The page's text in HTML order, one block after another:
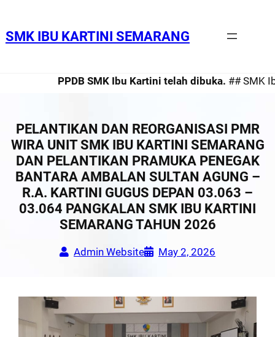
SMK IBU KARTINI SEMARANG
PPDB SMK Ibu Kartini telah dibuka.## SMK Ibu
PELANTIKAN DAN REORGANISASI PMR
WIRA UNIT SMK IBU KARTINI SEMARANG
DAN PELANTIKAN PRAMUKA PENEGAK
BANTARA AMBALAN SULTAN AGUNG –
R.A. KARTINI GUGUS DEPAN 03.063 –
03.064 PANGKALAN SMK IBU KARTINI
SEMARANG TAHUN 2026
Admin Website May 2, 2026